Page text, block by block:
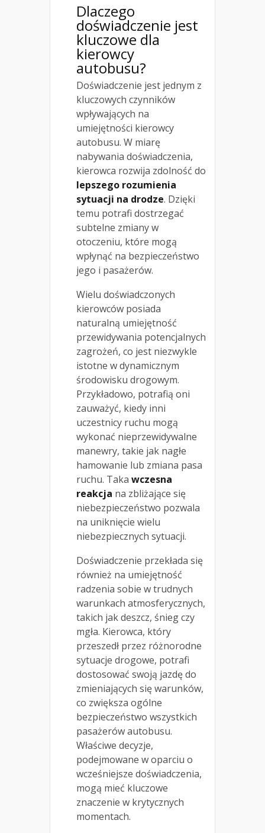
Dlaczego
doświadczenie jest
kluczowe dla
kierowcy
autobusu?
Doświadczenie jest jednym z
kluczowych czynników
wpływających na
umiejętności kierowcy
autobusu. W miarę
nabywania doświadczenia,
kierowca rozwija zdolność do
lepszego rozumienia
sytuacji na drodze. Dzięki
temu potrafi dostrzegać
subtelne zmiany w
otoczeniu, które mogą
wpłynąć na bezpieczeństwo
jego i pasażerów.
Wielu doświadczonych
kierowców posiada
naturalną umiejętność
przewidywania potencjalnych
zagrożeń, co jest niezwykle
istotne w dynamicznym
środowisku drogowym.
Przykładowo, potrafią oni
zauważyć, kiedy inni
uczestnicy ruchu mogą
wykonać nieprzewidywalne
manewry, takie jak nagłe
hamowanie lub zmiana pasa
ruchu. Taka wczesna
reakcja na zbliżające się
niebezpieczeństwo pozwala
na uniknięcie wielu
niebezpiecznych sytuacji.
Doświadczenie przekłada się
również na umiejętność
radzenia sobie w trudnych
warunkach atmosferycznych,
takich jak deszcz, śnieg czy
mgła. Kierowca, który
przeszedł przez różnorodne
sytuacje drogowe, potrafi
dostosować swoją jazdę do
zmieniających się warunków,
co zwiększa ogólne
bezpieczeństwo wszystkich
pasażerów autobusu.
Właściwe decyzje,
podejmowane w oparciu o
wcześniejsze doświadczenia,
mogą mieć kluczowe
znaczenie w krytycznych
momentach.